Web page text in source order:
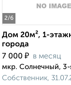
2/6
Дом 20м², 1-
города
7 000 ₽ в месяц
мкр. Солнечный, 3-
Собственник,